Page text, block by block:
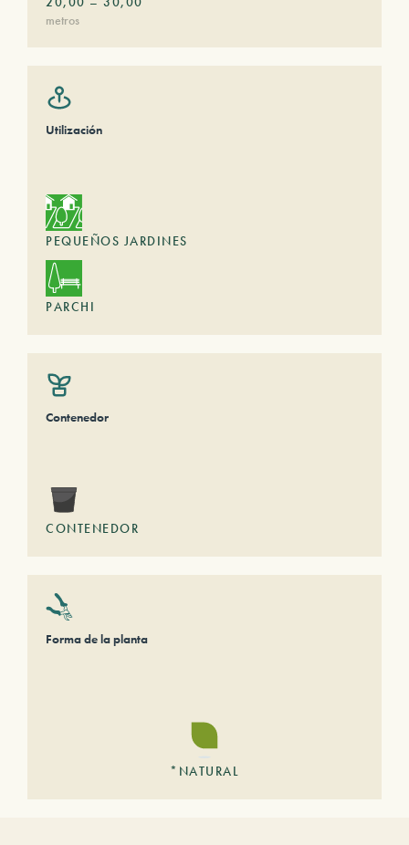
metros
Utilización
PEQUEÑOS JARDINES
PARCHI
Contenedor
CONTENEDOR
Forma de la planta
*NATURAL